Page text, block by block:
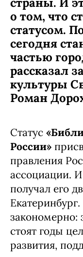
о том, что
статусом.
сегодня
частью
рассказал
культуры
Роман
Статус
России»
правления
ассоциации.
получал его
закономерно:
стоят годы
развития,